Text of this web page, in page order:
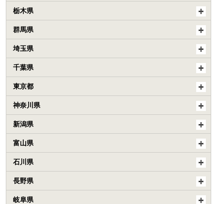
栃木県
群馬県
埼玉県
千葉県
東京都
神奈川県
新潟県
富山県
石川県
長野県
岐阜県